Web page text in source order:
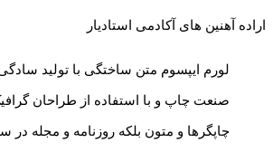
اراده آهنین های آکادمی استادیار
لورم ایپسوم متن ساختگی با تولید سادگی
صنعت چاپ و با استفاده از طراحان
چاپگرها و متون بلکه روزنامه و مجله